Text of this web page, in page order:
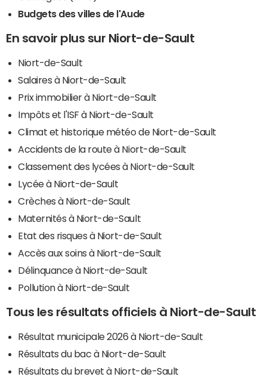
Budgets des villes de l'Aude
En savoir plus sur Niort-de-Sault
Niort-de-Sault
Salaires à Niort-de-Sault
Prix immobilier à Niort-de-Sault
Impôts et l'ISF à Niort-de-Sault
Climat et historique météo de Niort-de-Sault
Accidents de la route à Niort-de-Sault
Classement des lycées à Niort-de-Sault
Lycée à Niort-de-Sault
Crèches à Niort-de-Sault
Maternités à Niort-de-Sault
Etat des risques à Niort-de-Sault
Accès aux soins à Niort-de-Sault
Délinquance à Niort-de-Sault
Pollution à Niort-de-Sault
Tous les résultats officiels à Niort-de-Sault
Résultat municipale 2026 à Niort-de-Sault
Résultats du bac à Niort-de-Sault
Résultats du brevet à Niort-de-Sault